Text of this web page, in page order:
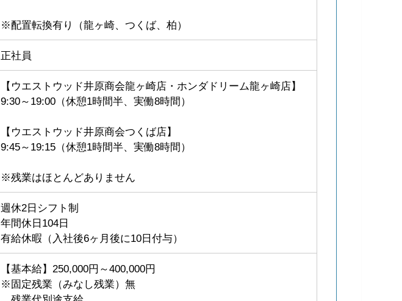
※配置転換有り（龍ヶ崎、つくば、柏）
正社員
【ウエストウッド井原商会龍ヶ崎店・ホンダドリーム龍ヶ崎店】
9:30～19:00（休憩1時間半、実働8時間）
【ウエストウッド井原商会つくば店】
9:45～19:15（休憩1時間半、実働8時間）
※残業はほとんどありません
週休2日シフト制
年間休日104日
有給休暇（入社後6ヶ月後に10日付与）
【基本給】250,000円～400,000円
※固定残業（みなし残業）無
残業代別途支給